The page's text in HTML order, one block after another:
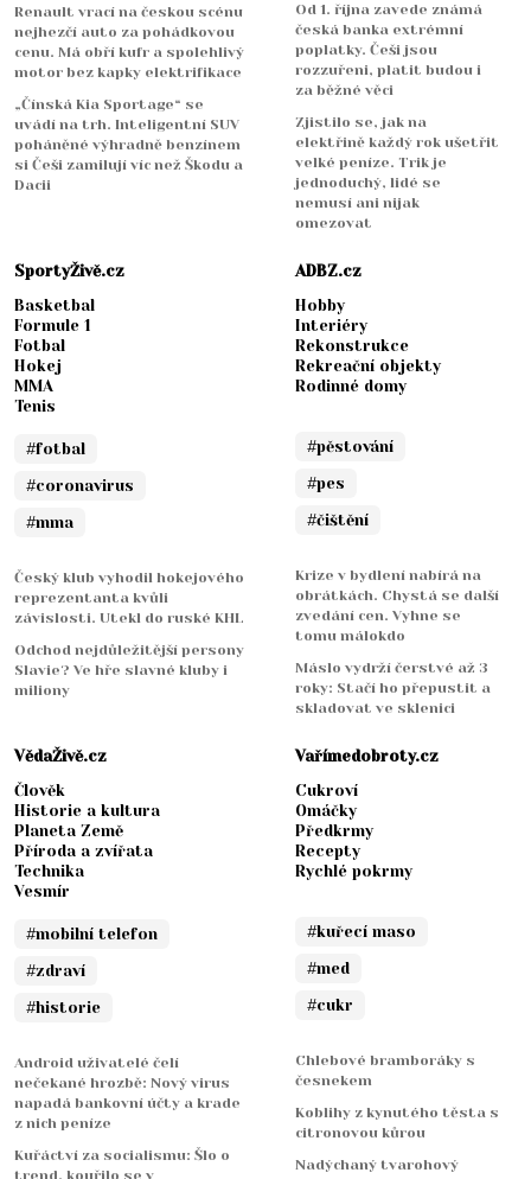
Renault vrací na českou scénu
nejhezčí auto za pohádkovou
cenu. Má obří kufr a spolehlivý
motor bez kapky elektrifikace
„Čínská Kia Sportage“ se
uvádí na trh. Inteligentní SUV
poháněné výhradně benzínem
si Češi zamilují víc než Škodu a
Dacii
Od 1. října zavede známá
česká banka extrémní
poplatky. Češi jsou
rozzuřeni, platit budou i
za běžné věci
Zjistilo se, jak na
elektřině každý rok ušetřit
velké peníze. Trik je
jednoduchý, lidé se
nemusí ani nijak
omezovat
SportyŽivě.cz
Basketbal
Formule 1
Fotbal
Hokej
MMA
Tenis
#fotbal
#coronavirus
#mma
Český klub vyhodil hokejového
reprezentanta kvůli
závislosti. Utekl do ruské KHL
Odchod nejdůležitější persony
Slavie? Ve hře slavné kluby i
miliony
ADBZ.cz
Hobby
Interiéry
Rekonstrukce
Rekreační objekty
Rodinné domy
#pěstování
#pes
#čištění
Krize v bydlení nabírá na
obrátkách. Chystá se další
zvedání cen. Vyhne se
tomu málokdo
Máslo vydrží čerstvé až 3
roky: Stačí ho přepustit a
skladovat ve sklenici
VědaŽivě.cz
Člověk
Historie a kultura
Planeta Země
Příroda a zvířata
Technika
Vesmír
#mobilní telefon
#zdraví
#historie
Android uživatelé čelí
nečekané hrozbě: Nový virus
napadá bankovní účty a krade
z nich peníze
Kuřáctví za socialismu: Šlo o
Vařímedobroty.cz
Cukroví
Omáčky
Předkrmy
Recepty
Rychlé pokrmy
#kuřecí maso
#med
#cukr
Chlebové bramboráky s
česnekem
Koblihy z kynutého těsta s
citronovou kůrou
Nadýchaný tvarohový